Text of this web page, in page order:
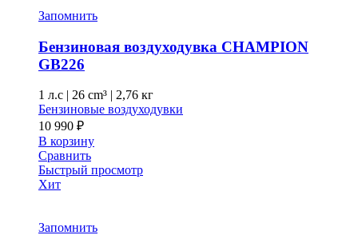
Запомнить
Бензиновая воздуходувка CHAMPION
GB226
1 л.с | 26 cm³ | 2,76 кг
Бензиновые воздуходувки
10 990 ₽
В корзину
Сравнить
Быстрый просмотр
Хит
Запомнить